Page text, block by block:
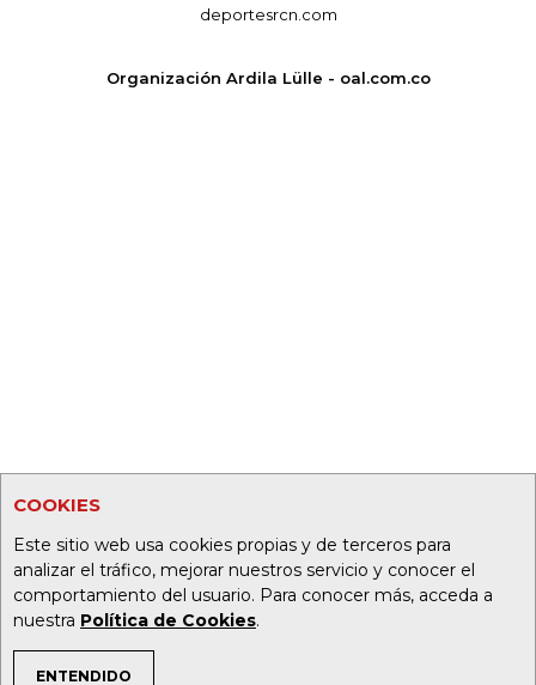
COOKIES
Este sitio web usa cookies propias y de terceros para
analizar el tráfico, mejorar nuestros servicio y conocer el
comportamiento del usuario. Para conocer más, acceda a
nuestra Política de Cookies.
ENTENDIDO
deportesrcn.com
Organización Ardila Lülle - oal.com.co